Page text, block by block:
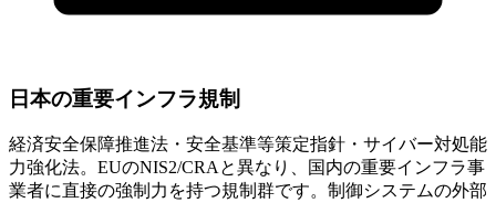
日本の重要インフラ規制
経済安全保障推進法・安全基準等策定指針・サイバー対処能
力強化法。EUのNIS2/CRAと異なり、国内の重要インフラ事
業者に直接の強制力を持つ規制群です。制御システムの外部